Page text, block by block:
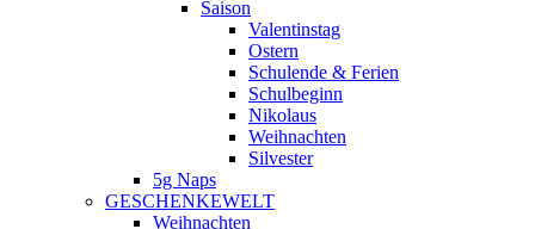
Saison
Valentinstag
Ostern
Schulende & Ferien
Schulbeginn
Nikolaus
Weihnachten
Silvester
5g Naps
GESCHENKEWELT
Weihnachten